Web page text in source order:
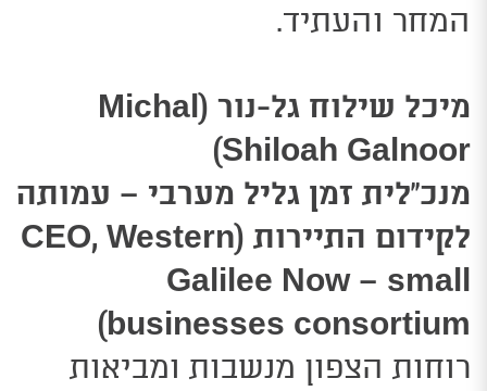
המחר והעתיד.
מיכל שילוח גל-נור (Michal
Shiloah Galnoor)
מנכ”לית זמן גליל מערבי – עמותה
לקידום התיירות (CEO, Western
Galilee Now – small
businesses consortium
)
רוחות הצפון מנשבות ומביאות